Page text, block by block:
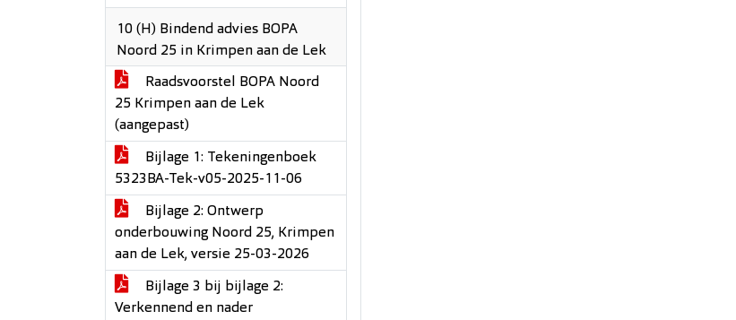
10 (H) Bindend advies BOPA
Noord 25 in Krimpen aan de Lek
Raadsvoorstel BOPA Noord
25 Krimpen aan de Lek
(aangepast)
Bijlage 1: Tekeningenboek
5323BA-Tek-v05-2025-11-06
Bijlage 2: Ontwerp
onderbouwing Noord 25, Krimpen
aan de Lek, versie 25-03-2026
Bijlage 3 bij bijlage 2:
Verkennend en nader